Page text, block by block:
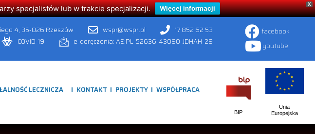
X
specjalistów lub w trakcie specjalizacji. Więcej informacji
4, 35-026 Rzeszów wspr@wspr.pl
17 852 62 53
COVID-19 e-doręczenia: AE:PL-52636-43090-JDHAH-29
facebook
youtube
LECZNICZA KONTAKT PROJEKTY WSPÓŁPRACA
BIP
Unia
Europejska